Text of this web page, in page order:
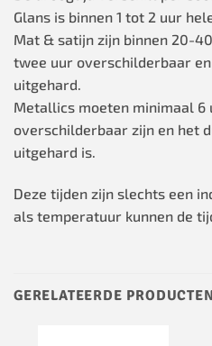
Glans is binnen 1 tot 2 uur
Mat & satijn zijn binnen 20-
twee uur overschilderbaar
uitgehard.
Metallics moeten minimaal 6
overschilderbaar zijn en het
uitgehard is.
Deze tijden zijn slechts een
als temperatuur kunnen de
GERELATEERDE PRODUCTEN